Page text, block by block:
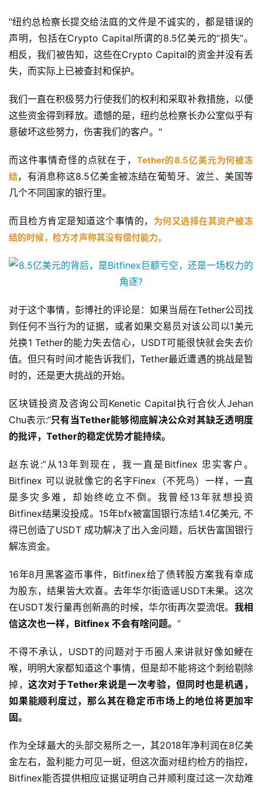
"纽约总检察长提交给法庭的文件是不诚实的，都是错误的
声明，包括在Crypto Capital所谓的8.5亿美元的“损失”。
相反，我们被告知，这些在Crypto Capital的资金并没有丢
失，而实际上已被查封和保护。
我们一直在积极努力行使我们的权利和采取补救措施，以便
这些资金得到释放。遗憾的是，纽约总检察长办公室似乎有
意破坏这些努力，伤害我们的客户。"
而这件事情奇怪的点就在于， Tether的8.5亿美元为何被冻
结，有消息称这8.5亿美金被冻结在葡萄牙、波兰、美国等
几个不同国家的银行里。
而且检方肯定是知道这个事情的， 为何又选择在其资产被冻
结的时候，检方才声称其没有偿付能力。
对于这个事情，彭博社的评论是：如果当局在Tether公司找
到任何不当行为的证据，或者如果交易员对该公司以1美元
兑换1 Tether的能力失去信心，USDT可能很快就会失去价
值。但只有时间才能告诉我们，Tether最近遭遇的挑战是暂
时的，还是更大挑战的开始。
区块链投资及咨询公司Kenetic Capital执行合伙人Jehan
Chu表示:“只有当Tether能够彻底解决公众对其缺乏透明度
的批评，Tether的稳定优势才能持续。
赵东说:”从13年到现在，我一直是Bitfinex 忠实客户。
Bitfinex 可以说就像它的名字Finex（不死鸟）一样，一直
是多灾多难，却始终屹立不倒。我曾经13年就想投资
Bitfinex结果没投成。15年bfx被富国银行冻结1.4亿美元, 不
得已创造了USDT 成功解决了出入金问题，后状告富国银行
解冻资金。
16年8月黑客盗币事件，Bitfinex给了债转股方案我有幸成
为股东，结果皆大欢喜。去年华尔街造谣USDT未果。这次
在USDT发行量再创新高的时候，华尔街再次耍流氓。 我相
信这次也一样，Bitfinex 不会有啥问题。 “
不得不承认，USDT的问题对于币圈人来讲就好像如鲠在
喉，明明大家都知道这个事情，但是却不能将这个刺给剔除
掉，这次对于Tether来说是一次考验，但同时也是机遇，
如果能顺利度过，那么其在稳定币市场上的地位将更加牢
固。
作为全球最大的头部交易所之一，其2018年净利润在8亿美
金左右，盈利能力可见一斑，但这次面对纽约检方的指控，
Bitfinex能否提供相应证据证明自己并顺利度过这一次劫难